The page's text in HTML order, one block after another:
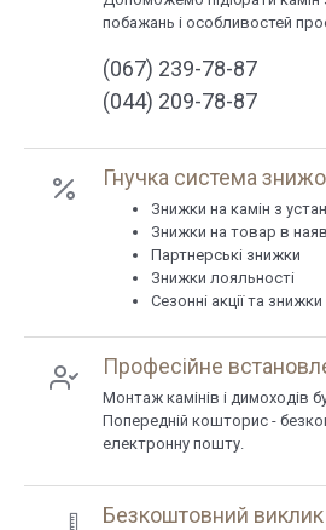
побажань і особливостей
(067) 239-78-87
(044) 209-78-87
Гнучка система
Знижки на камін з
Знижки на товар в
Партнерські знижки
Знижки лояльності
Сезонні акції та знижки
Професійне
Монтаж камінів і димоходів
Попередній кошторис -
електронну пошту.
Безкоштовний